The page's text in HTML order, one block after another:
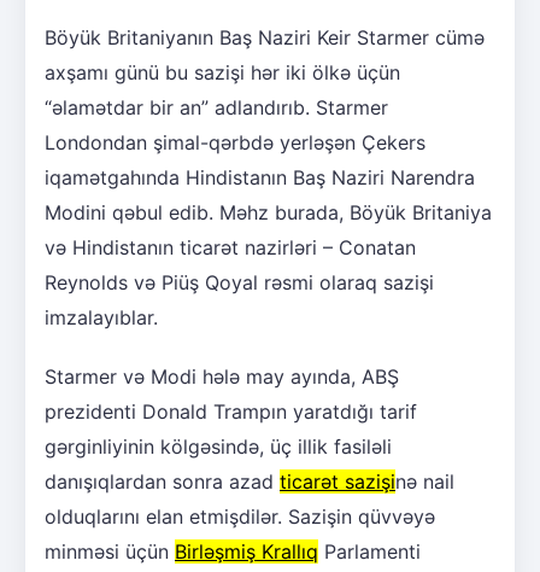
Böyük Britaniyanın Baş Naziri Keir Starmer cümə
axşamı günü bu sazişi hər iki ölkə üçün
“əlamətdar bir an” adlandırıb. Starmer
Londondan şimal-qərbdə yerləşən Çekers
iqamətgahında Hindistanın Baş Naziri Narendra
Modini qəbul edib. Məhz burada, Böyük Britaniya
və Hindistanın ticarət nazirləri – Conatan
Reynolds və Piüş Qoyal rəsmi olaraq sazişi
imzalayıblar.
Starmer və Modi hələ may ayında, ABŞ
prezidenti Donald Trampın yaratdığı tarif
gərginliyinin kölgəsində, üç illik fasiləli
danışıqlardan sonra azad ticarət sazişinə nail
olduqlarını elan etmişdilər. Sazişin qüvvəyə
minməsi üçün Birləşmiş Krallıq Parlamenti